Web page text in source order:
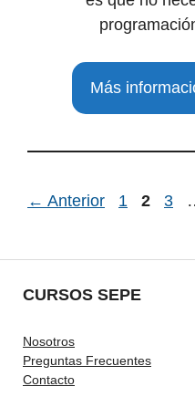
Más
← Anterior Página
1 Página
2 3
CURSOS SEPE
Nosotros
Preguntas Frecuentes
Contacto